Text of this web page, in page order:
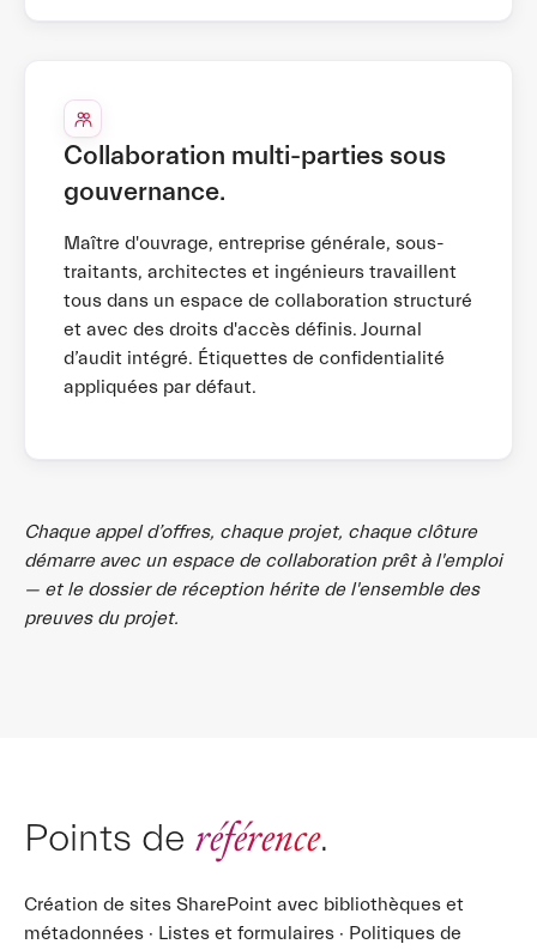
Collaboration multi-parties sous
gouvernance.
Maître d'ouvrage, entreprise générale, sous-
traitants, architectes et ingénieurs travaillent
tous dans un espace de collaboration structuré
et avec des droits d'accès définis. Journal
d’audit intégré. Étiquettes de confidentialité
appliquées par défaut.
Chaque appel d’offres, chaque projet, chaque clôture
démarre avec un espace de collaboration prêt à l'emploi
— et le dossier de réception hérite de l'ensemble des
preuves du projet.
Points de référence.
Création de sites SharePoint avec bibliothèques et
métadonnées · Listes et formulaires · Politiques de